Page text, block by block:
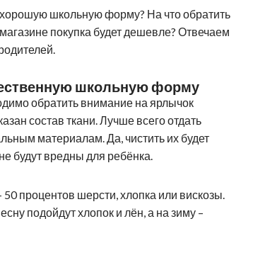
школьную форму? На что обратить
покупка будет дешевле? Отвечаем
школьную форму
обратить внимание на ярлычок
состав ткани. Лучше всего отдать
материалам. Да, чистить их будет
будут вредны для ребёнка.
процентов шерсти, хлопка или вискозы.
подойдут хлопок и лён, а на зиму –